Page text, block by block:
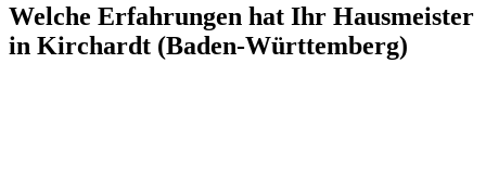
Welche Erfahrungen hat Ihr Hausmeister
in Kirchardt (Baden-Württemberg)